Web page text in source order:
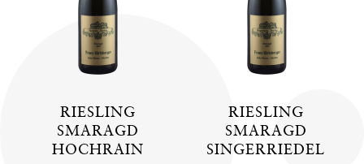
RIESLING
SMARAGD
HOCHRAIN
RIESLING
SMARAGD
SINGERRIEDEL